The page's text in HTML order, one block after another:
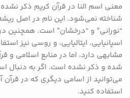
معنی اسم النا در قرآن کریم ذکر
شناخته نمی‌شود. این نام در اصل
“نورانی” و “درخشان” است. همچنین
اسپانیایی، ایتالیایی، و روسی نیز
مشابهی دارد، اما در منابع اسلامی و
شده و ذکر نشده است. اگر به دنبال
می‌توانید از اسامی دیگری که در قرآن
استفاده کنید.